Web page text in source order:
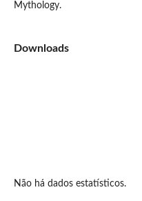
Mythology.
Downloads
Não há dados estatísticos.